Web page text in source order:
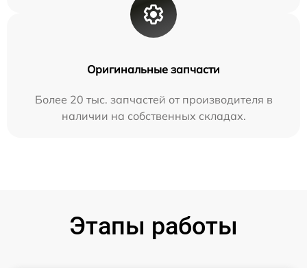
Оригинальные запчасти
Более 20 тыс. запчастей от производителя в
наличии на собственных складах.
Этапы работы